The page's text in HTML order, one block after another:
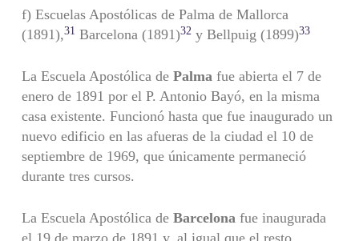
f) Escuelas Apostólicas de Palma de Mallorca
(1891),31 Barcelona (1891)32y Bellpuig (1899)33
La Escuela Apostólica de Palmafue abierta el 7 de
enero de 1891 por el P. Antonio Bayó, en la misma
casa existente. Funcionó hasta que fue inaugurado un
nuevo edificio en las afueras de la ciudad el 10 de
septiembre de 1969, que únicamente permaneció
durante tres cursos.
La Escuela Apostólica de Barcelonafue inaugurada